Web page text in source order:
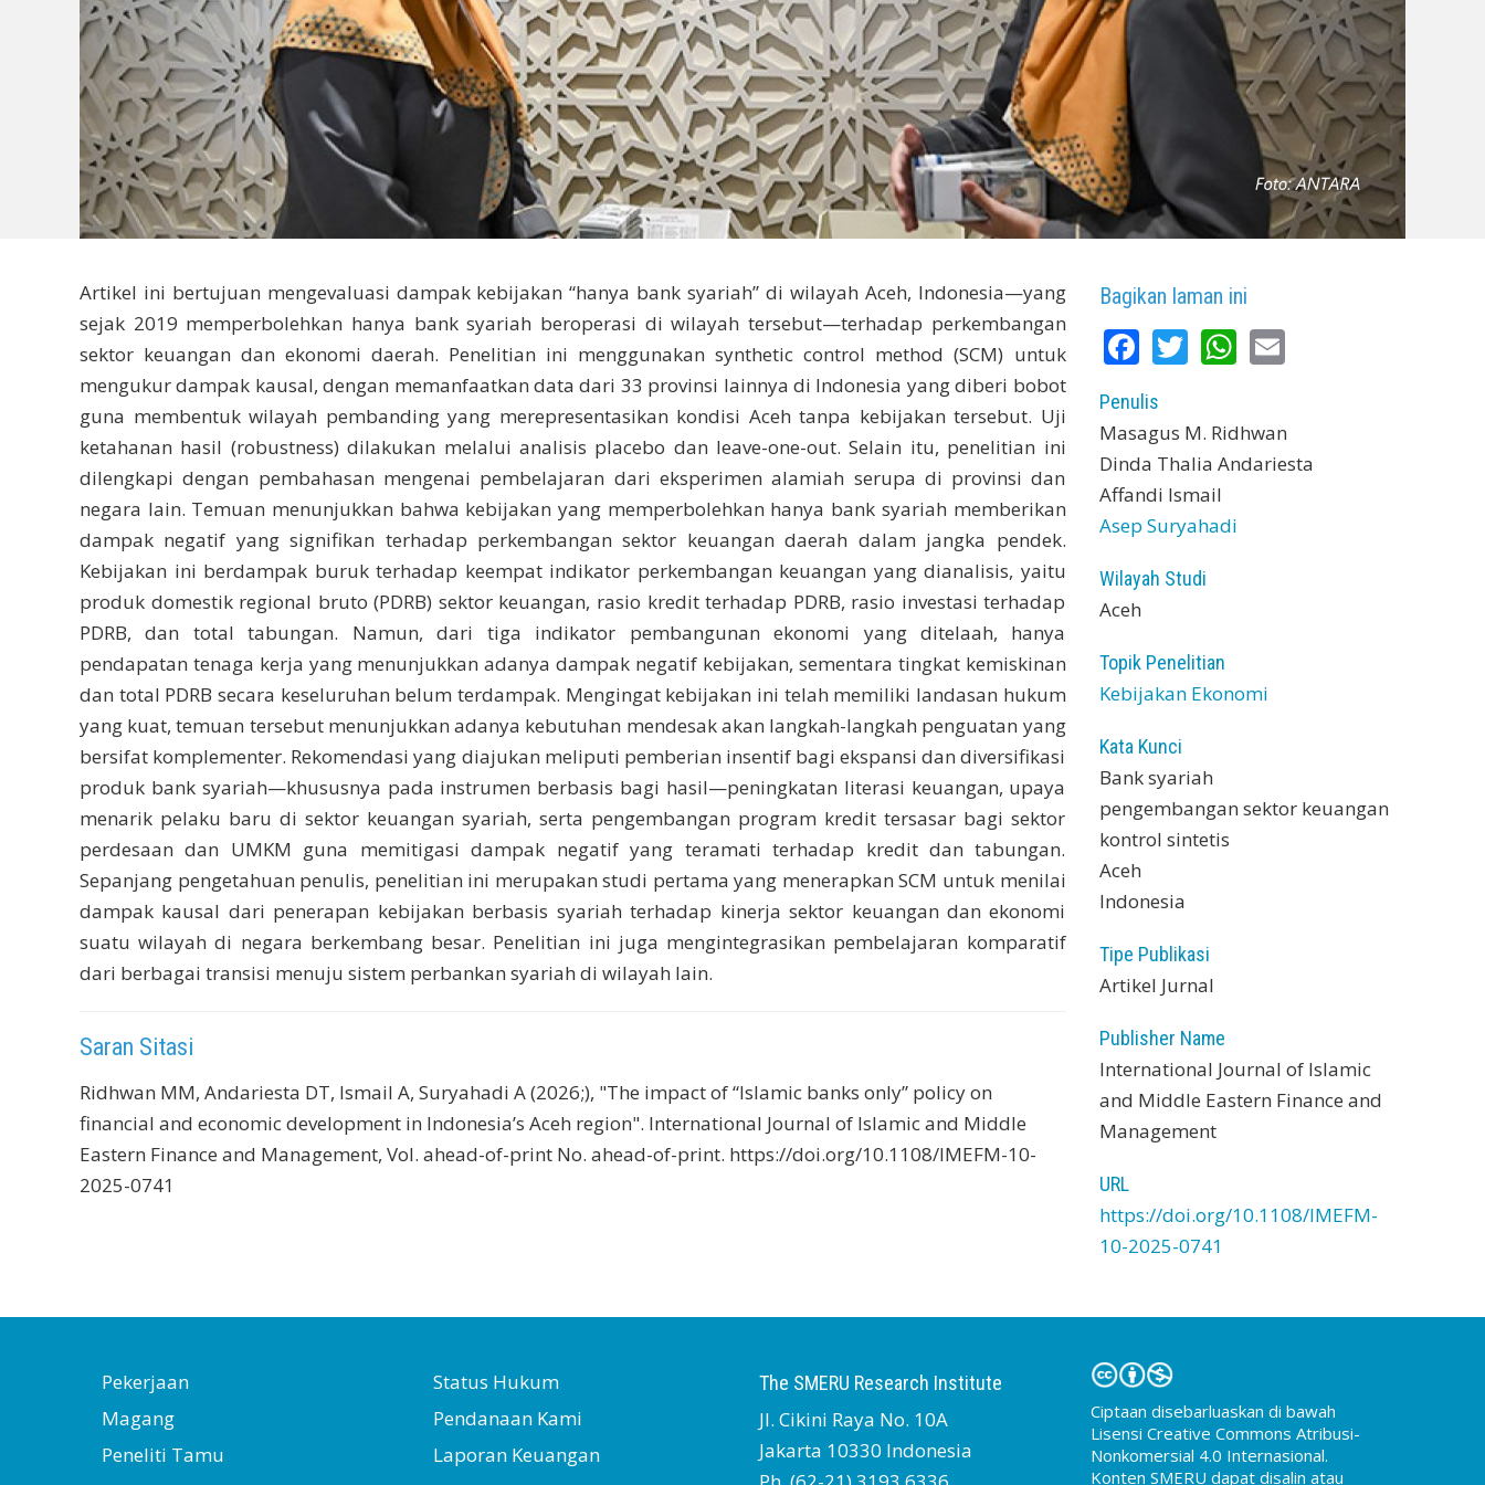
Artikel ini bertujuan mengevaluasi dampak kebijakan “hanya bank syariah” di wilayah Aceh, Indonesia—yang
sejak 2019 memperbolehkan hanya bank syariah beroperasi di wilayah tersebut—terhadap perkembangan
sektor keuangan dan ekonomi daerah. Penelitian ini menggunakan synthetic control method (SCM) untuk
mengukur dampak kausal, dengan memanfaatkan data dari 33 provinsi lainnya di Indonesia yang diberi bobot
guna membentuk wilayah pembanding yang merepresentasikan kondisi Aceh tanpa kebijakan tersebut. Uji
ketahanan hasil (robustness) dilakukan melalui analisis placebo dan leave-one-out. Selain itu, penelitian ini
dilengkapi dengan pembahasan mengenai pembelajaran dari eksperimen alamiah serupa di provinsi dan
negara lain. Temuan menunjukkan bahwa kebijakan yang memperbolehkan hanya bank syariah memberikan
dampak negatif yang signifikan terhadap perkembangan sektor keuangan daerah dalam jangka pendek.
Kebijakan ini berdampak buruk terhadap keempat indikator perkembangan keuangan yang dianalisis, yaitu
produk domestik regional bruto (PDRB) sektor keuangan, rasio kredit terhadap PDRB, rasio investasi terhadap
PDRB, dan total tabungan. Namun, dari tiga indikator pembangunan ekonomi yang ditelaah, hanya
pendapatan tenaga kerja yang menunjukkan adanya dampak negatif kebijakan, sementara tingkat kemiskinan
dan total PDRB secara keseluruhan belum terdampak. Mengingat kebijakan ini telah memiliki landasan hukum
yang kuat, temuan tersebut menunjukkan adanya kebutuhan mendesak akan langkah-langkah penguatan yang
bersifat komplementer. Rekomendasi yang diajukan meliputi pemberian insentif bagi ekspansi dan diversifikasi
produk bank syariah—khususnya pada instrumen berbasis bagi hasil—peningkatan literasi keuangan, upaya
menarik pelaku baru di sektor keuangan syariah, serta pengembangan program kredit tersasar bagi sektor
perdesaan dan UMKM guna memitigasi dampak negatif yang teramati terhadap kredit dan tabungan.
Sepanjang pengetahuan penulis, penelitian ini merupakan studi pertama yang menerapkan SCM untuk menilai
dampak kausal dari penerapan kebijakan berbasis syariah terhadap kinerja sektor keuangan dan ekonomi
suatu wilayah di negara berkembang besar. Penelitian ini juga mengintegrasikan pembelajaran komparatif
dari berbagai transisi menuju sistem perbankan syariah di wilayah lain.
Saran Sitasi
Ridhwan MM, Andariesta DT, Ismail A, Suryahadi A (2026;), "The impact of “Islamic banks only” policy on
financial and economic development in Indonesia’s Aceh region". International Journal of Islamic and Middle
Eastern Finance and Management, Vol. ahead-of-print No. ahead-of-print. https://doi.org/10.1108/IMEFM-10-
2025-0741
Bagikan laman ini
Facebook
TwitterWhatsApp
Email
Penulis
Masagus M. Ridhwan
Dinda Thalia Andariesta
Affandi Ismail
Asep Suryahadi
Wilayah Studi
Aceh
Topik Penelitian
Kebijakan Ekonomi
Kata Kunci
Bank syariah
pengembangan sektor keuangan
kontrol sintetis
Aceh
Indonesia
Tipe Publikasi
Artikel Jurnal
Publisher Name
International Journal of Islamic
and Middle Eastern Finance and
Management
URL
https://doi.org/10.1108/IMEFM-
10-2025-0741
Pekerjaan
Magang
Peneliti Tamu
Status Hukum
Pendanaan Kami
Laporan Keuangan
The SMERU Research Institute
Jl. Cikini Raya No. 10A
Jakarta 10330 Indonesia
Ciptaan disebarluaskan di bawah
Lisensi Creative Commons Atribusi-
Nonkomersial 4.0 Internasional.
Konten SMERU dapat disalin atau